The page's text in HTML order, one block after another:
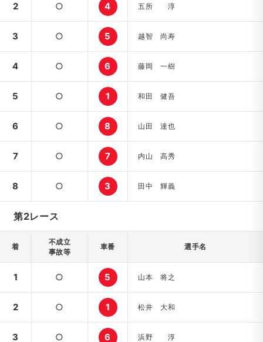
2 ○ 4 五所 淳
3 ○ 5 越智 尚寿
4 ○ 6 藤岡 一樹
5 ○ 1 和田 健吾
6 ○ 8 山田 達也
7 ○ 7 内山 高秀
8 ○ 3 田中 輝義
第2レース
着
不成立
事故等
車番 選手名
1 ○ 5 山本 将之
2 ○ 1 松井 大和
3 ○ 6 浜野 淳